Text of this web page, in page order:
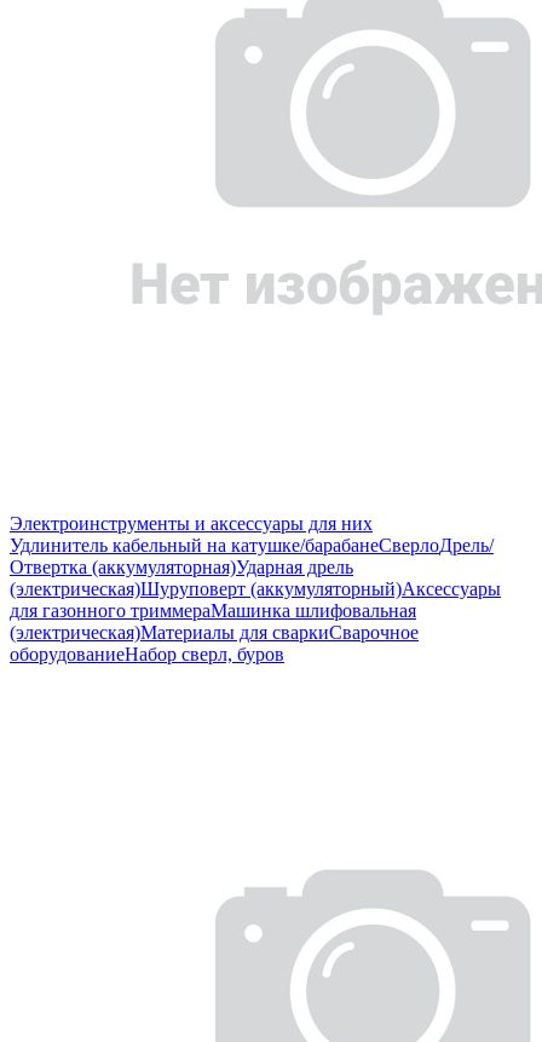
Электроинструменты и аксессуары для них
Удлинитель кабельный на катушке/барабанеСверлоДрель/
Отвертка (аккумуляторная)Ударная дрель
(электрическая)Шуруповерт (аккумуляторный)Аксессуары
для газонного триммераМашинка шлифовальная
(электрическая)Материалы для сваркиСварочное
оборудованиеНабор сверл, буров